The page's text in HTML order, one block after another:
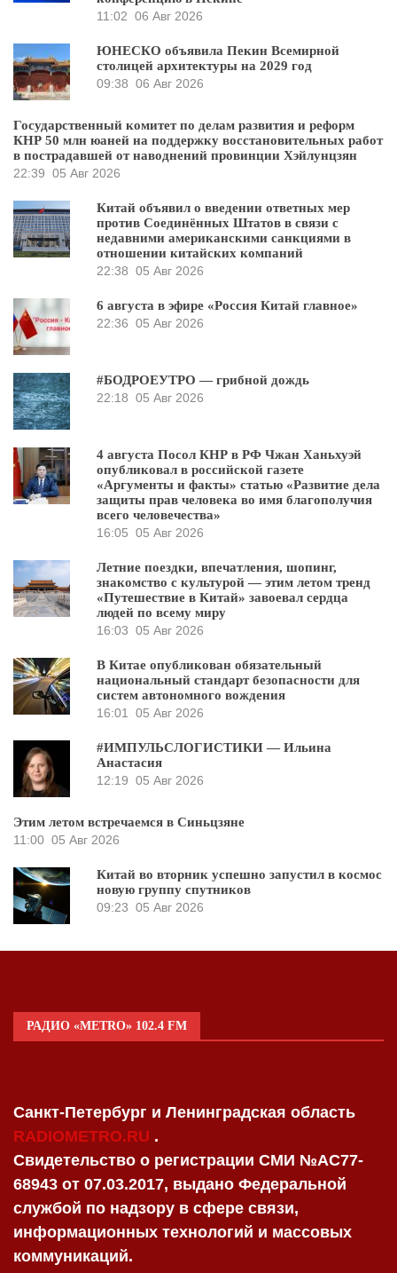
11:02 06 Авг 2026
ЮНЕСКО объявила Пекин Всемирной
столицей архитектуры на 2029 год
09:38 06 Авг 2026
Государственный комитет по делам развития и реформ
КНР 50 млн юаней на поддержку восстановительных работ
в пострадавшей от наводнений провинции Хэйлунцзян
22:39 05 Авг 2026
Китай объявил о введении ответных мер
против Соединённых Штатов в связи с
недавними американскими санкциями в
отношении китайских компаний
22:38 05 Авг 2026
6 августа в эфире «Россия Китай главное»
22:36 05 Авг 2026
#БОДРОЕУТРО — грибной дождь
22:18 05 Авг 2026
4 августа Посол КНР в РФ Чжан Ханьхуэй
опубликовал в российской газете
«Аргументы и факты» статью «Развитие дела
защиты прав человека во имя благополучия
всего человечества»
16:05 05 Авг 2026
Летние поездки, впечатления, шопинг,
знакомство с культурой — этим летом тренд
«Путешествие в Китай» завоевал сердца
людей по всему миру
16:03 05 Авг 2026
В Китае опубликован обязательный
национальный стандарт безопасности для
систем автономного вождения
16:01
05 Авг 2026
#ИМПУЛЬСЛОГИСТИКИ — Ильина
Анастасия
12:19 05 Авг 2026
Этим летом встречаемся в Синьцзяне
11:00 05 Авг 2026
Китай во вторник успешно запустил в космос
новую группу спутников
09:23 05 Авг 2026
РАДИО «METRO» 102.4 FM
Санкт-Петербург и Ленинградская область
RADIOMETRO.RU .
Свидетельство о регистрации СМИ №AC77-
68943 от 07.03.2017, выдано Федеральной
службой по надзору в сфере связи,
информационных технологий и массовых
коммуникаций.